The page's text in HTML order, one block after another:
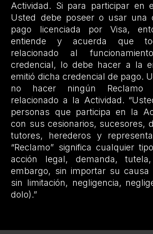
Actividad. Si para participar en
Usted debe poseer o usar una
pago licenciada por Visa,
entiende y acuerda que
relacionado al
credencial, lo debe hacer a la
emitió dicha credencial de pago.
no hacer ningún Reclamo
relacionado a la Actividad.
personas que participa en la
con sus cesionarios, sucesores,
tutores, herederos y
“Reclamo” significa cualquier
acción legal, demanda,
embargo, sin importar su causa
sin limitación, negligencia,
dolo).”